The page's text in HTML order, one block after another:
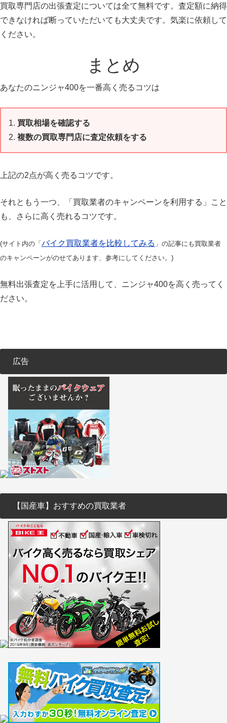
買取専門店の出張査定については全て無料です。査定額に納得
できなければ断っていただいても大丈夫です。気楽に依頼して
ください。
まとめ
あなたのニンジャ400を一番高く売るコツは
買取相場を確認する
複数の買取専門店に査定依頼をする
上記の2点が高く売るコツです。
それともう一つ、「買取業者のキャンペーンを利用する」こと
も、さらに高く売れるコツです。
(サイト内の「 バイク買取業者を比較してみる 」の記事にも買取業者
のキャンペーンがのせてあります、参考にしてください。)
無料出張査定を上手に活用して、ニンジャ400を高く売ってく
ださい。
広告
【国産車】おすすめの買取業者